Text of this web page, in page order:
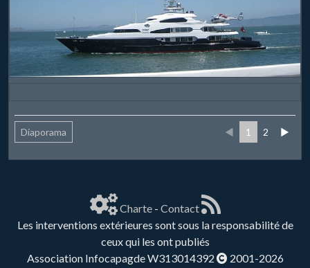
Diaporama ◄ 1 2 ►
Charte- Contact
Les interventions extérieures sont sous la responsabilité de
ceux qui les ont publiés
Association Infocapagde W313014392
2001-2026